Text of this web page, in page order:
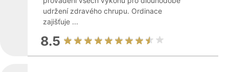
udržení zdravého chrupu. Ordinace
zajišťuje ...
8.5